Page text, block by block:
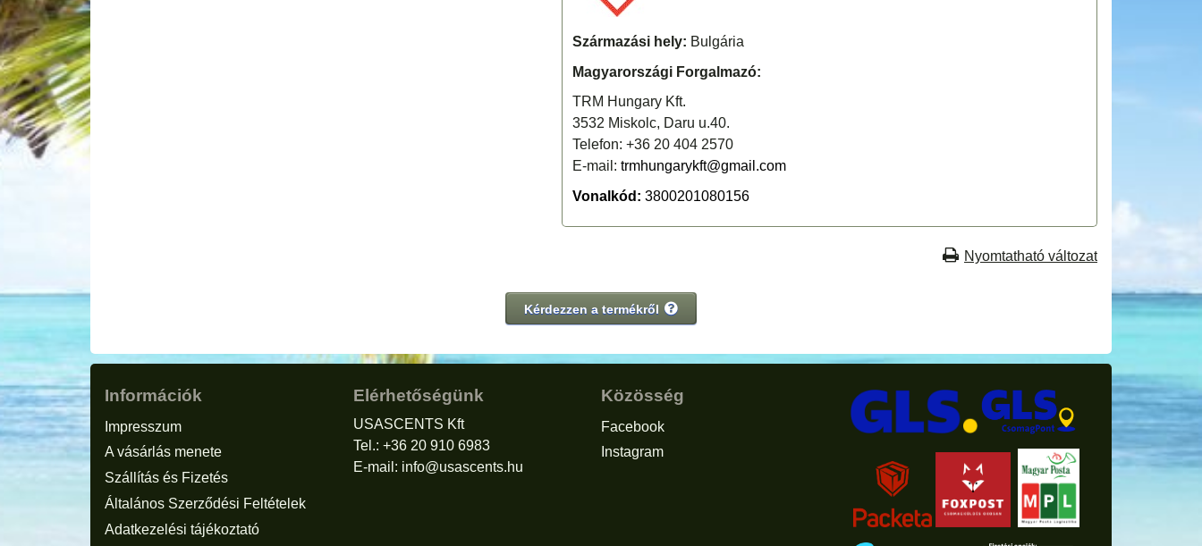
Származási hely: Bulgária
Magyarországi Forgalmazó:
TRM Hungary Kft.
3532 Miskolc, Daru u.40.
Telefon: +36 20 404 2570
E-mail: trmhungarykft@gmail.com
Vonalkód: 3800201080156
Nyomtatható változat
Kérdezzen a termékről
Információk
Impresszum
A vásárlás menete
Szállítás és Fizetés
Általános Szerződési Feltételek
Adatkezelési tájékoztató
Elérhetőségünk
USASCENTS Kft
Tel.: +36 20 910 6983
E-mail: info@usascents.hu
Közösség
Facebook
Instagram